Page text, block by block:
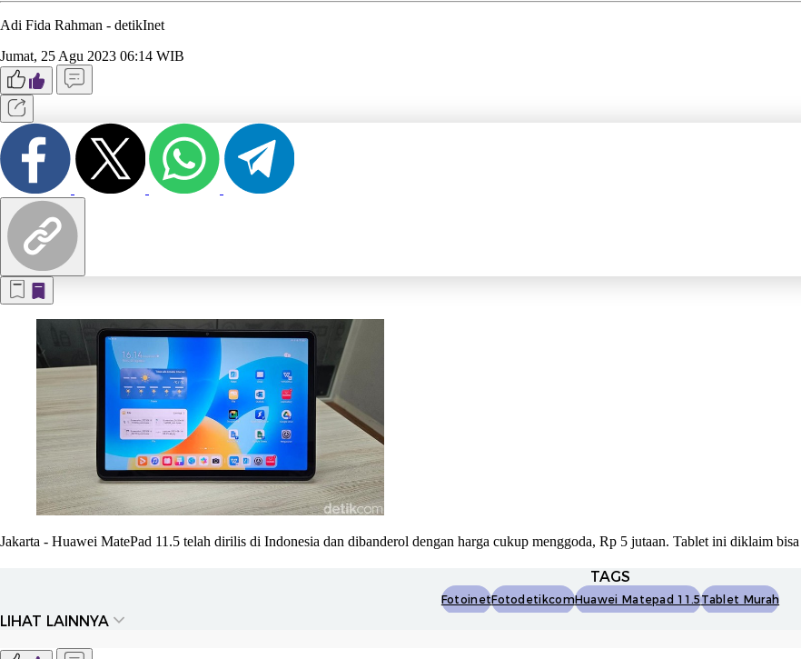
Adi Fida Rahman - detikInet
Jumat, 25 Agu 2023 06:14 WIB
Jakarta - Huawei MatePad 11.5 telah dirilis di Indonesia dan dibanderol dengan harga cukup menggoda, Rp 5 jutaan. Tablet ini diklaim
TAGS
FotoinetFotodetikcomHuawei Matepad 11.5Tablet Murah
LIHAT LAINNYA